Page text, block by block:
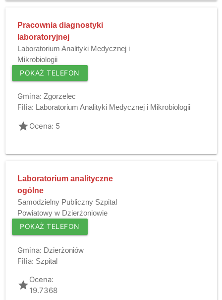
Pracownia diagnostyki
laboratoryjnej
Laboratorium Analityki Medycznej i
Mikrobiologii
POKAŻ TELEFON
Gmina: Zgorzelec
Filia: Laboratorium Analityki Medycznej i Mikrobiologii
gradeOcena: 5
Laboratorium analityczne
ogólne
Samodzielny Publiczny Szpital
Powiatowy w Dzierżoniowie
POKAŻ TELEFON
Gmina: Dzierżoniów
Filia: Szpital
gradeOcena:
19.7368